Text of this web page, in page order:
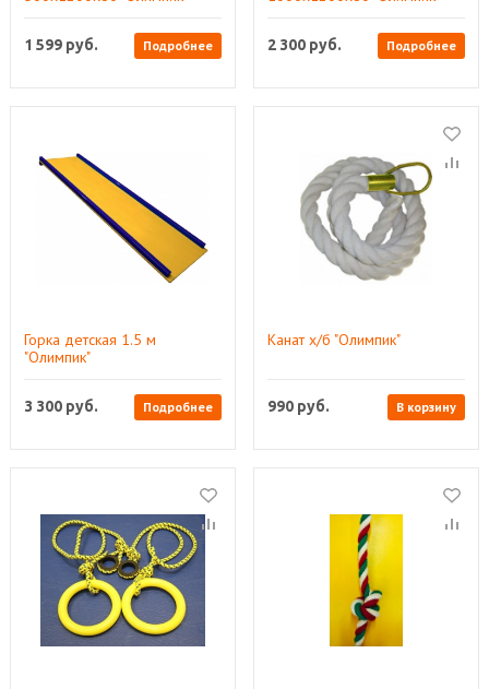
1 599 руб. Подробнее 2 300 руб. Подробнее
Горка детская 1.5 м
"Олимпик"
3 300 руб. Подробнее
Канат х/б "Олимпик"
990 руб. В корзину